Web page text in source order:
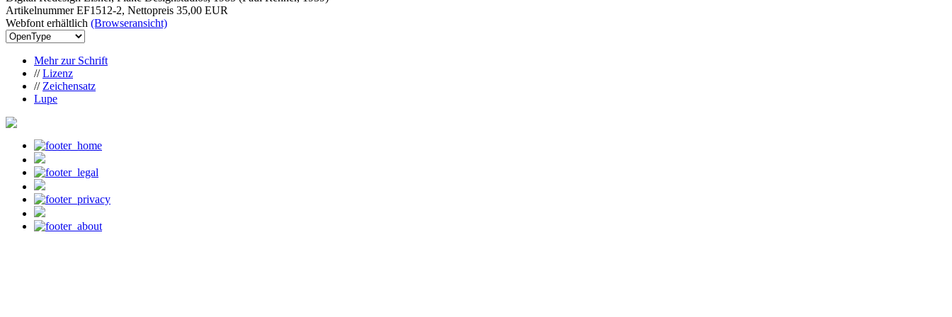
Artikelnummer EF1512-2, Nettopreis 35,00 EUR
Webfont erhältlich (Browseransicht)
Mehr zur Schrift
//Lizenz
// Zeichensatz
Lupe